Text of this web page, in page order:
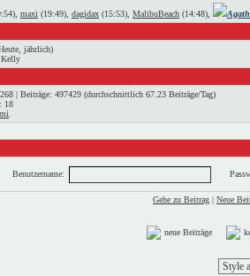
maxi (19:49), dagidax (15:53), MalibuBeach (14:48),
jährlich)
Kelly
| Beiträge: 497429 (durchschnittlich 67.23 Beiträge/Tag)
18
Benutzername:
Gehe zu Beitrag | Neue
neue Beiträge